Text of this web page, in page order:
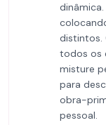
distintos.
todos os
misture
para
obra-
pessoal.